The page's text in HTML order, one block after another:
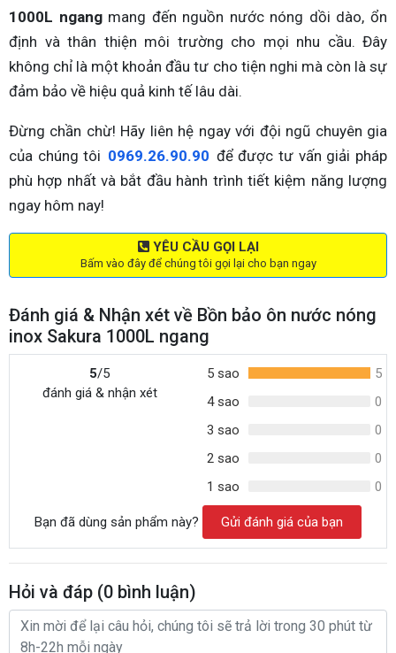
1000L ngangmang đến nguồn nước nóng dồi dào, ổn
định và thân thiện môi trường cho mọi nhu cầu. Đây
không chỉ là một khoản đầu tư cho tiện nghi mà còn là sự
đảm bảo về hiệu quả kinh tế lâu dài.
Đừng chần chừ! Hãy liên hệ ngay với đội ngũ chuyên gia
của chúng tôi 0969.26.90.90 để được tư vấn giải pháp
phù hợp nhất và bắt đầu hành trình tiết kiệm năng lượng
ngay hôm nay!
YÊU CẦU GỌI LẠI
Bấm vào đây để chúng tôi gọi lại cho bạn ngay
Đánh giá & Nhận xét về Bồn bảo ôn nước nóng
inox Sakura 1000L ngang
5/5
đánh giá & nhận xét
5 sao
5
4 sao
0
3 sao
0
2 sao
0
1 sao
0
Bạn đã dùng sản phẩm này? Gửi đánh giá của bạn
Hỏi và đáp (0 bình luận)